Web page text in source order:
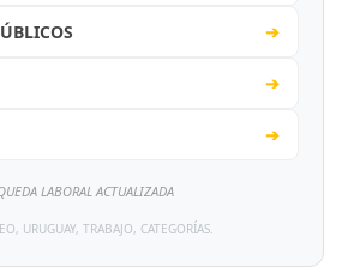
➔
➔
➔
LABORAL ACTUALIZADA
URUGUAY, TRABAJO, CATEGORÍAS.